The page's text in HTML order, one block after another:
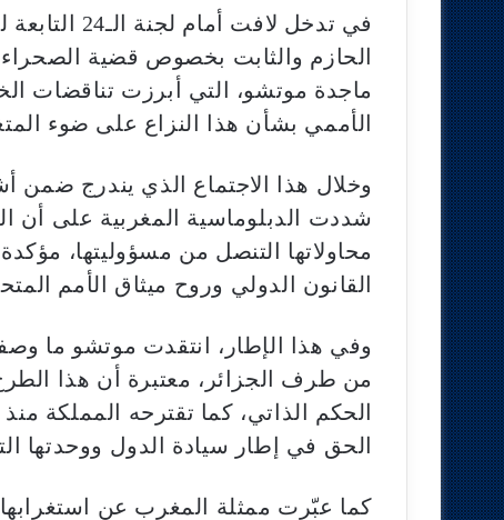
في تدخل
الحازم والثابت بخصوص قضية الصحراء
ماجدة موتشو، التي أبرزت تناقضات
الأممي بشأن هذا النزاع على ضوء
وخلال هذا الاجتماع الذي يندرج ضمن
شددت الدبلوماسية المغربية على أن
محاولاتها التنصل من مسؤوليتها،
القانون الدولي وروح ميثاق الأمم
وفي هذا الإطار، انتقدت موتشو ما
من طرف الجزائر، معتبرة أن هذا
الحق في إطار سيادة الدول ووحدتها
كما عبّرت ممثلة المغرب عن